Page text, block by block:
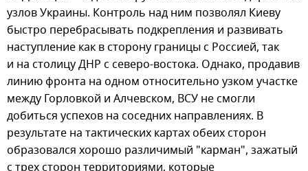
узлов Украины. Контроль над ним позволял Киеву
быстро перебрасывать подкрепления и развивать
наступление как в сторону границы с Россией, так
и на столицу ДНР с северо-востока. Однако, продавив
линию фронта на одном относительно узком участке
между Горловкой и Алчевском, ВСУ не смогли
добиться успехов на соседних направлениях. В
результате на тактических картах обеих сторон
образовался хорошо различимый "карман", зажатый